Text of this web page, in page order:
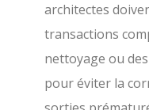
architectes
transactions
nettoyage ou
pour éviter la